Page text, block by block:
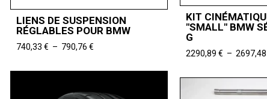
KIT
"SMALL" BMW
G
2290,89 € – 2697,48
LIENS DE SUSPENSION
RÉGLABLES POUR BMW
740,33 € – 790,76 €Plage
prix :
à